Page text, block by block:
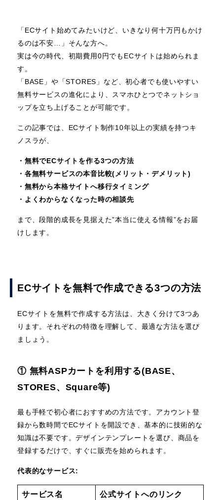
「ECサイト始めてみたいけど、いきなり何十万円もかけ
るのは不安…」そんな方へ。
実は今の時代、初期費用0円でもECサイトは始められま
す。
「BASE」や「STORES」など、初心者でも使いやすい
無料サービスの進化により、スマホひとつでネットショ
ップを立ち上げることが可能です。
この記事では、ECサイト制作10年以上の実績を持つキ
ノスラが、
・無料でECサイトを作る3つの方法
・各無料サービスの本音比較(メリット・デメリット)
・無料から本格サイトへ移行タイミング
・よくわからなくなった時の相談先
まで、段階的成長を見据えた”本当に使える情報”をお届
けします。
ECサイトを無料で作成できる3つの方法
ECサイトを無料で作成する方法は、大きく分けて3つあ
ります。それぞれの特徴を理解して、最適な方法を選び
ましょう。
① 無料ASPカートを利用する(BASE、
STORES、Square等)
最も手軽で初心者におすすめの方法です。アカウント登
録から数時間でECサイトを開設でき、基本的に技術的な
知識は不要です。デザインテンプレートを選び、商品を
登録するだけで、すぐに販売を始められます。
代表的なサービス:
サービス名 公式サイトへのリンク